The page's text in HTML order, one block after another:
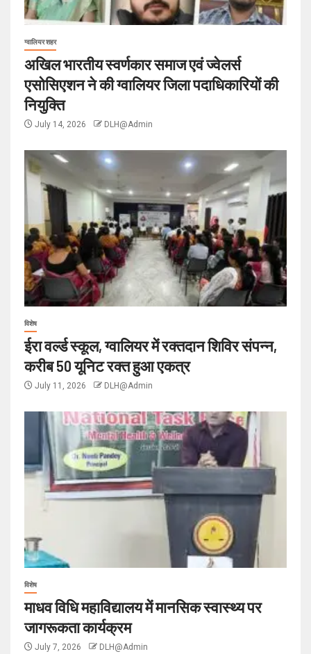
ग्वालियर शहर
अखिल भारतीय स्वर्णकार समाज एवं ज्वेलर्स
एसोसिएशन ने की ग्वालियर जिला पदाधिकारियों की
नियुक्ति
July 14, 2026 DLH@Admin
विशेष
ईरा वर्ल्ड स्कूल, ग्वालियर में रक्तदान शिविर संपन्न,
करीब 50 यूनिट रक्त हुआ एकत्र
July 11, 2026 DLH@Admin
विशेष
माधव विधि महाविद्यालय में मानसिक स्वास्थ्य पर
जागरूकता कार्यक्रम
July 7, 2026 DLH@Admin